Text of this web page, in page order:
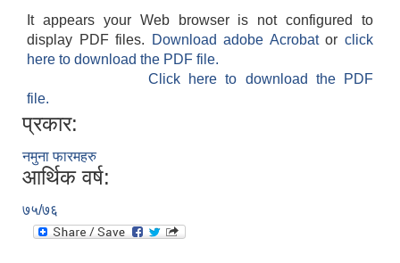
It appears your Web browser is not configured to
display PDF files.
Download adobe Acrobatorclick
here to download the PDF file.
Click here to download the PDF
file.
प्रकार:
नमुना फारमहरु
आर्थिक वर्ष:
७५/७६